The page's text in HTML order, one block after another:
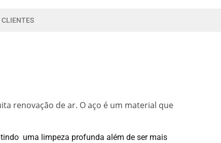
CLIENTES
renovação de ar. O aço é um material que
uma limpeza profunda além de ser mais